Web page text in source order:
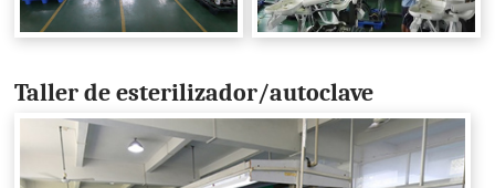
Taller de esterilizador/autoclave